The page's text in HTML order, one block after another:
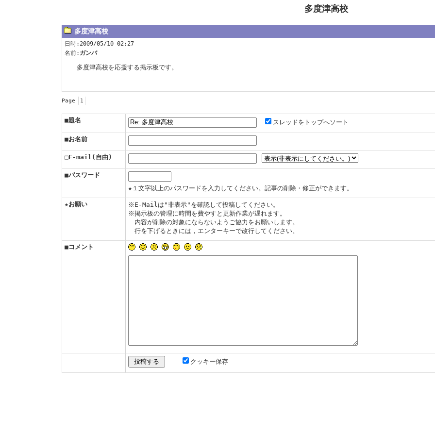
多度津高校
多度津高校
日時:2009/05/10 02:27
名前: ガンバ
多度津高校を応援する掲示板です。
Page 1
■題名 スレッドをトップへソート
■お名前
□E-mail(自由)
■パスワード
★１文字以上のパスワードを入力してください。記事の削除・修正ができます。
★お願い
※E-Mailは"非表示"を確認して投稿してください。
※掲示板の管理に時間を費やすと更新作業が遅れます。
内容が削除の対象にならないようご協力をお願いします。
行を下げるときには，エンターキーで改行してください。
■コメント
クッキー保存